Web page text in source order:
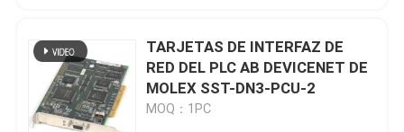
TARJETAS DE INTERFAZ DE
RED DEL PLC AB DEVICENET DE
MOLEX SST-DN3-PCU-2
MOQ：1PC